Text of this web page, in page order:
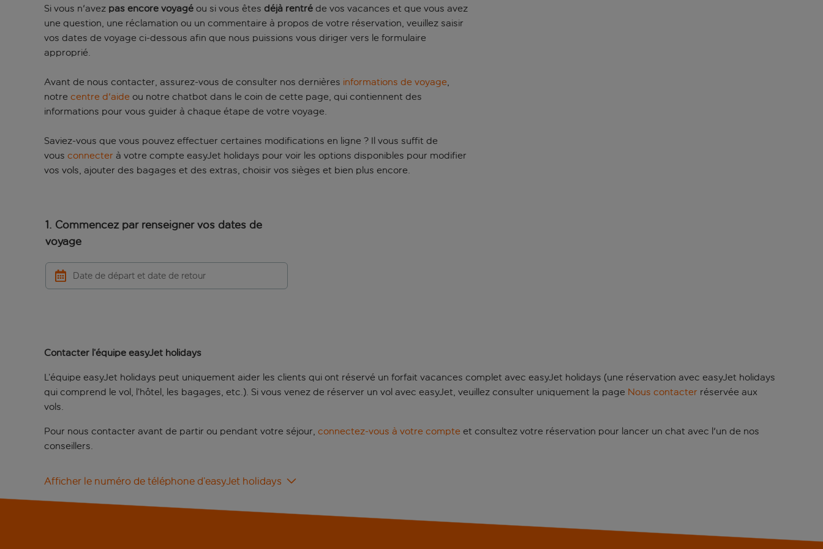
Si vous n'avez pas encore voyagé ou si vous êtes déjà rentré de vos vacances et que vous avez
une question, une réclamation ou un commentaire à propos de votre réservation, veuillez saisir
vos dates de voyage ci-dessous afin que nous puissions vous diriger vers le formulaire
approprié.
Avant de nous contacter, assurez-vous de consulter nos dernières informations de voyage,
notre centre d'aide ou notre chatbot dans le coin de cette page, qui contiennent des
informations pour vous guider à chaque étape de votre voyage.
Saviez-vous que vous pouvez effectuer certaines modifications en ligne ? Il vous suffit de
vous connecter à votre compte easyJet holidays pour voir les options disponibles pour modifier
vos vols, ajouter des bagages et des extras, choisir vos sièges et bien plus encore.
Commencez par renseigner vos dates de
voyage
Date de départ et date de retour
Contacter l’équipe easyJet holidays
L’équipe easyJet holidays peut uniquement aider les clients qui ont réservé un forfait vacances complet avec easyJet holidays (une réservation avec easyJet holidays
qui comprend le vol, l’hôtel, les bagages, etc.). Si vous venez de réserver un vol avec easyJet, veuillez consulter uniquement la page Nous contacter réservée aux
vols.
Pour nous contacter avant de partir ou pendant votre séjour, connectez-vous à votre compte et consultez votre réservation pour lancer un chat avec l'un de nos
conseillers.
Afficher le numéro de téléphone d’easyJet holidays
Si vous avez besoin d’échanger avec nous au sujet d’un forfait vacances complet avec easyJet holidays (et non d’une réservation de vol uniquement avec easyJet),
+41 223 24 00 12/+33 4 81 49 94 25. Notre équipe est disponible du lundi au dimanche, de 9 h à 18 h. Les appels sont facturés